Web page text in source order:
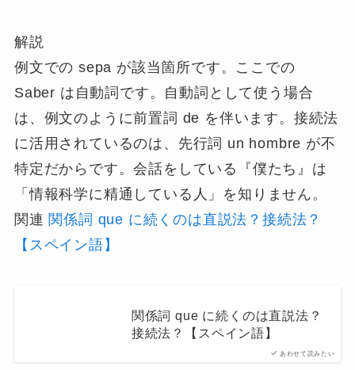
解説
例文での sepa が該当箇所です。ここでの
Saber は自動詞です。自動詞として使う場合
は、例文のように前置詞 de を伴います。 接続法
に活用されているのは、先行詞 un hombre が不
特定だから です。会話をしている『僕たち』は
「情報科学に精通している人」を知りません。
関連 関係詞 que に続くのは直説法？接続法？
【スペイン語】
あわせて読みたい
関係詞 que に続くのは直説法？
接続法？【スペイン語】